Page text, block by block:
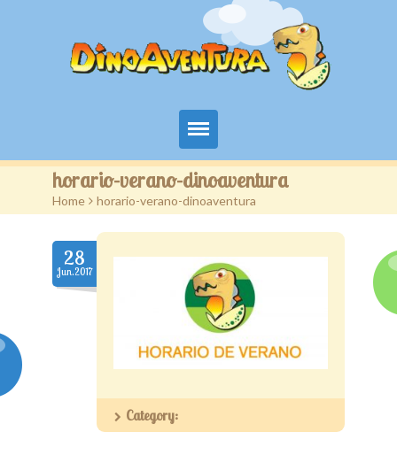
Territorio aventura kids
DinoAventura
Servicios
Campañas
Contacto
horario-verano-dinoaventura
Home > horario-verano-dinoaventura
28
Jun.2017
Category: